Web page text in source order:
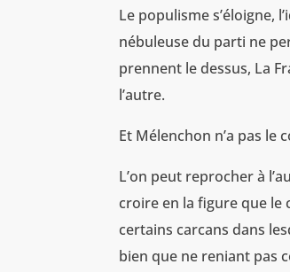
Le populisme s’éloigne,
nébuleuse du parti ne
prennent le dessus, La
l’autre.
Et Mélenchon n’a pas le
L’on peut reprocher à
croire en la figure que le
certains carcans dans
bien que ne reniant pas